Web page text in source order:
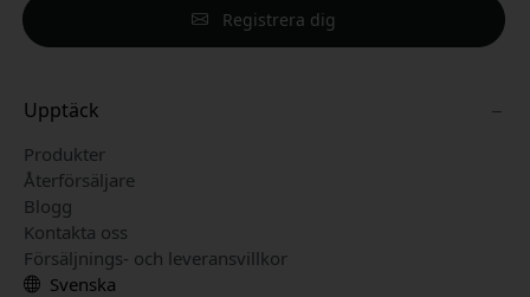
Registrera dig
Upptäck
Produkter
Återförsäljare
Blogg
Kontakta oss
Försäljnings- och leveransvillkor
Svenska